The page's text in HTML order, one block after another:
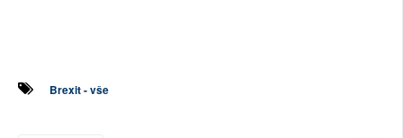
Brexit - vše